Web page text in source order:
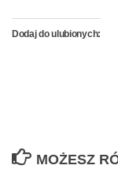
Dodaj do ulubionych:
MOŻESZ